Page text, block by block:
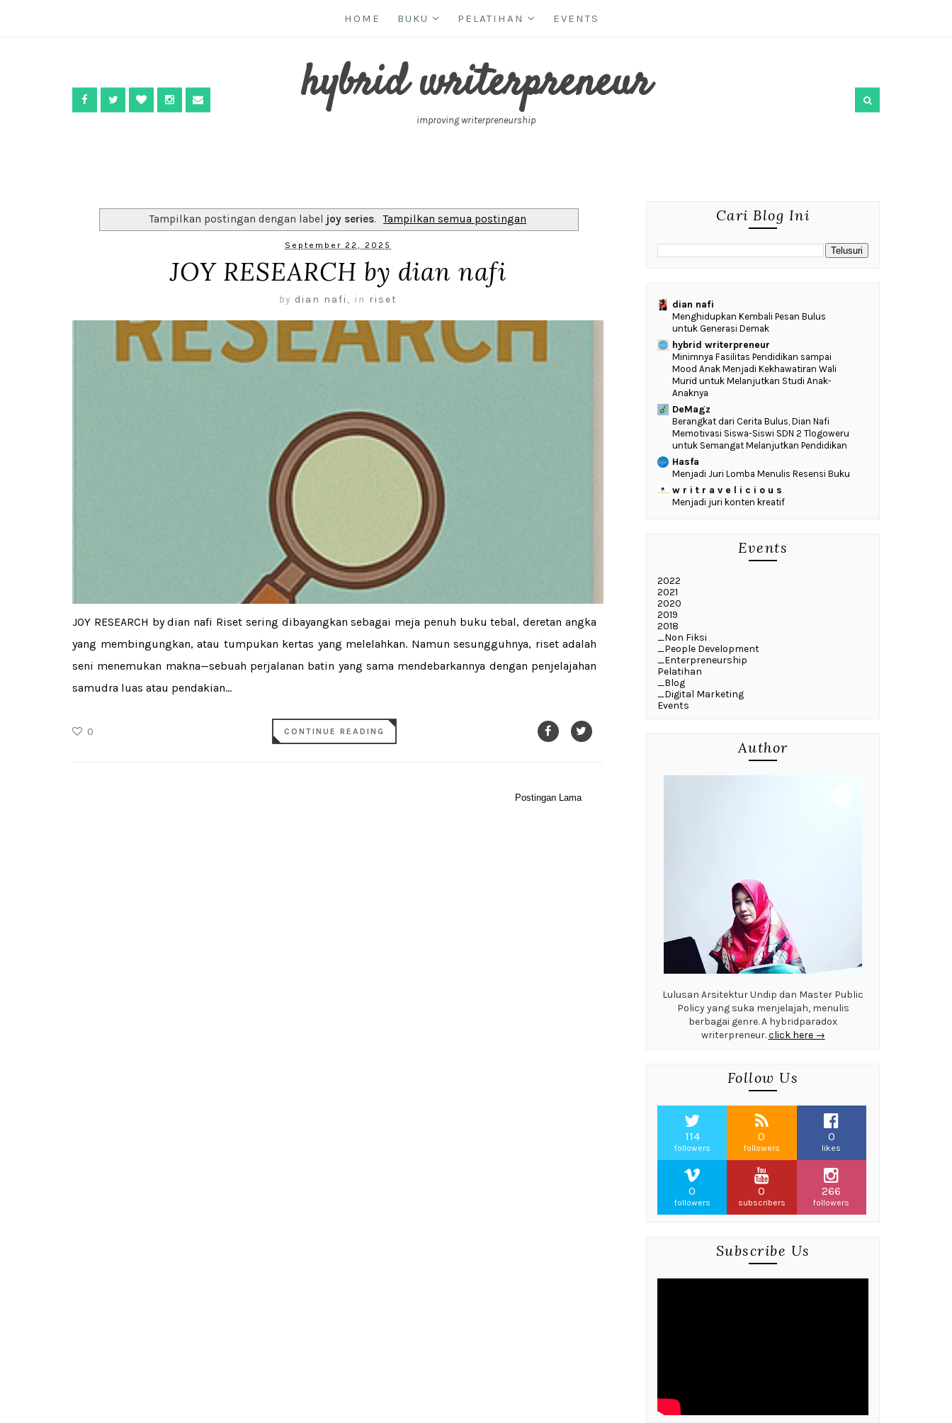
HOME BUKU PELATIHAN EVENTS
hybrid writerpreneur
improving writerpreneurship
Tampilkan postingan dengan label joy series. Tampilkan semua postingan
September 22, 2025
JOY RESEARCH by dian nafi
by dian nafi , in riset
JOY RESEARCH by dian nafi Riset sering dibayangkan sebagai meja penuh buku tebal, deretan angka
yang membingungkan, atau tumpukan kertas yang melelahkan. Namun sesungguhnya, riset adalah
seni menemukan makna—sebuah perjalanan batin yang sama mendebarkannya dengan penjelajahan
samudra luas atau pendakian...
0 CONTINUE READING
Postingan Lama
Cari Blog Ini
dian nafi
Menghidupkan Kembali Pesan Bulus
untuk Generasi Demak
hybrid writerpreneur
‎Minimnya Fasilitas Pendidikan sampai
Mood Anak Menjadi Kekhawatiran Wali
Murid untuk Melanjutkan Studi Anak-
Anaknya
DeMagz
‎Berangkat dari Cerita Bulus, Dian Nafi
Memotivasi Siswa-Siswi SDN 2 Tlogoweru
untuk Semangat Melanjutkan Pendidikan
Hasfa
Menjadi Juri Lomba Menulis Resensi Buku
w r i t r a v e l i c i o u s
Menjadi juri konten kreatif
Events
2022
2021
2020
2019
2018
_Non Fiksi
_People Development
_Enterpreneurship
Pelatihan
_Blog
_Digital Marketing
Events
Author
Lulusan Arsitektur Undip dan Master Public
Policy yang suka menjelajah, menulis
berbagai genre. A hybridparadox
writerpreneur.click here →
Follow Us
114
followers
0
followers
0
likes
0
followers
0
subscribers
266
followers
Subscribe Us